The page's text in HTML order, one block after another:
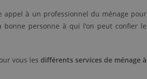
appel à un professionnel du ménage pour
bonne personne à qui l’on peut confier le
vous les différents services de ménage à